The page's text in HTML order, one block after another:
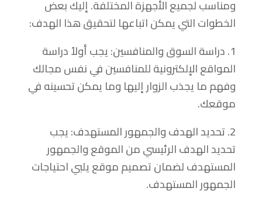
ومناسب لجميع الأجهزة المختلفة. إليك بعض
الخطوات التي يمكن اتباعها لتحقيق هذا الهدف:
1. دراسة السوق والمنافسين: يجب أولاً دراسة
المواقع الإلكترونية للمنافسين في نفس مجالك
وفهم ما يجذب الزوار إليها وما يمكن تحسينه في
موقعك.
2. تحديد الهدف والجمهور المستهدف: يجب
تحديد الهدف الرئيسي من الموقع والجمهور
المستهدف لضمان تصميم موقع يلبي احتياجات
الجمهور المستهدف.